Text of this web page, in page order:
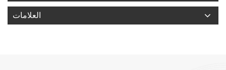
العلامات